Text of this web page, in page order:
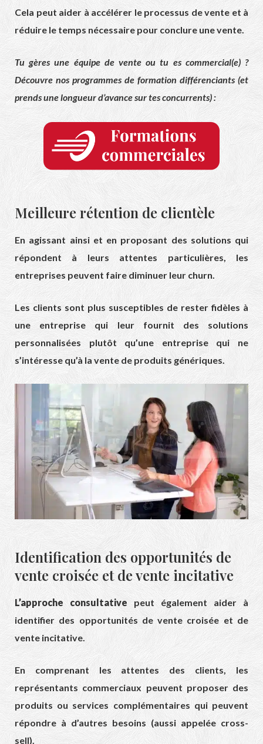
Cela peut aider à accélérer le processus de vente et à
réduire le temps nécessaire pour conclure une vente.
Tu gères une équipe de vente ou tu es commercial(e) ?
Découvre nos programmes de formation différenciants (et
prends une longueur d’avance sur tes concurrents) :
Meilleure rétention de clientèle
En agissant ainsi et en proposant des solutions qui
répondent à leurs attentes particulières, les
entreprises peuvent faire diminuer leur churn.
Les clients sont plus susceptibles de rester fidèles à
une entreprise qui leur fournit des solutions
personnalisées plutôt qu’une entreprise qui ne
s’intéresse qu’à la vente de produits génériques.
Identification des opportunités de
vente croisée et de vente incitative
L’approche consultative peut également aider à
identifier des opportunités de vente croisée et de
vente incitative.
En comprenant les attentes des clients, les
représentants commerciaux peuvent proposer des
produits ou services complémentaires qui peuvent
répondre à d’autres besoins (aussi appelée cross-
sell).